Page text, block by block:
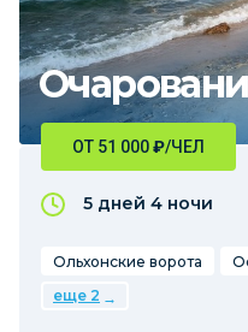
ОТ 51 000₽/ЧЕЛ
5 дней 4 ночи
Ольхонские ворота
еще 2